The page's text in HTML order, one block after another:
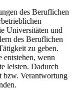
des Beruflichen
Universitäten und
des Beruflichen
zu geben.
entstehen, wenn
leisten. Dadurch
bzw. Verantwortung